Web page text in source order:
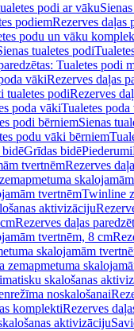
podi ar vāku
podiemRezerves daļas
podu un vāku
tualetes podi
Tualetes podi
vākiRezerves daļas
tualetes podiRezerves
poda vākiTualetes poda
podi bērniemSienas
podu vāki bērniem
bidēGrīdas bidēPiederumi
tvertnēmRezerves
tvertnēmTwinline
aktivizāciju
Rezerves daļas
tvertnēm, 8 cm
skalojamām
skalošanas
noskalošanai
komplektiRezerves
aktivizāciju